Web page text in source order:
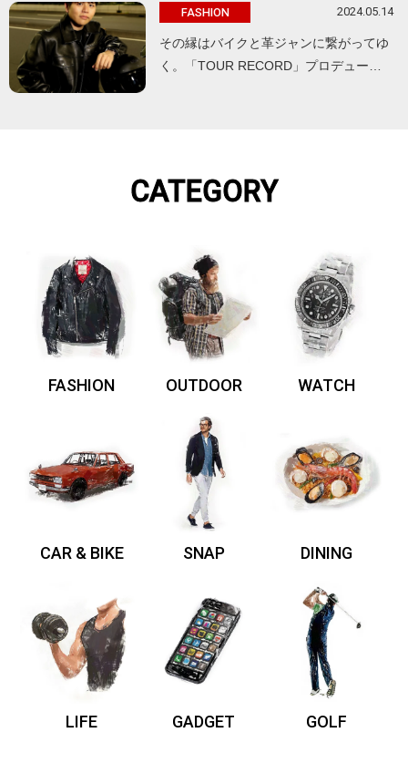
FASHION 2024.05.14
その縁はバイクと革ジャンに繋がってゆ
く。「TOUR RECORD」プロデュー…
CATEGORY
FASHION OUTDOOR WATCH
CAR & BIKE SNAP DINING
LIFE GADGET GOLF